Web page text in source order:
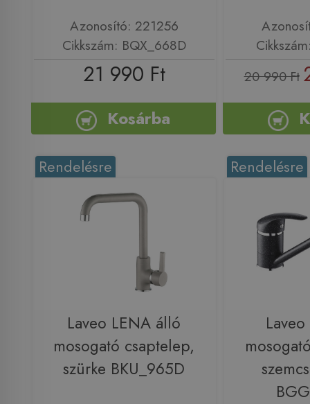
Azonosító: 221256
Cikkszám: BQX_668D
21 990 Ft
Kosárba
20 990 Ft
Rendelésre
Laveo LENA álló
mosogató csaptelep,
szürke BKU_965D
Rendelésre